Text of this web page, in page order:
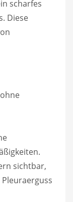
scharfes
Diese
sichtbar,